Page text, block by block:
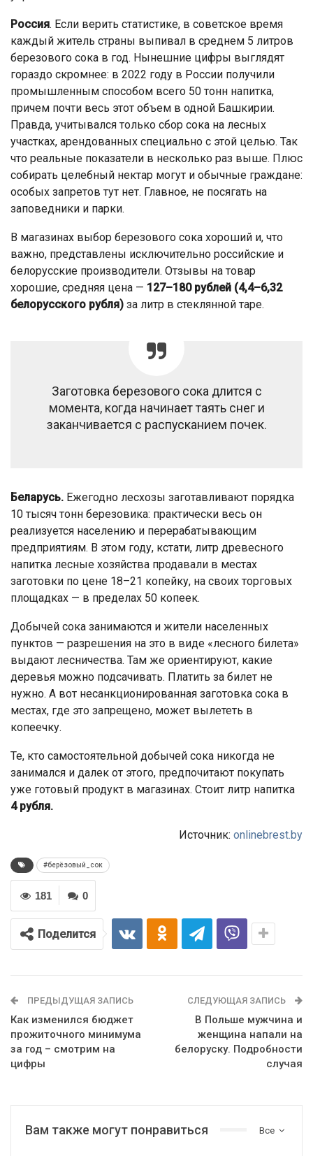
Россия. Если верить статистике, в советское время
каждый житель страны выпивал в среднем 5 литров
березового сока в год. Нынешние цифры выглядят
гораздо скромнее: в 2022 году в России получили
промышленным способом всего 50 тонн напитка,
причем почти весь этот объем в одной Башкирии.
Правда, учитывался только сбор сока на лесных
участках, арендованных специально с этой целью. Так
что реальные показатели в несколько раз выше. Плюс
собирать целебный нектар могут и обычные граждане:
особых запретов тут нет. Главное, не посягать на
заповедники и парки.
В магазинах выбор березового сока хороший и, что
важно, представлены исключительно российские и
белорусские производители. Отзывы на товар
хорошие, средняя цена — 127–180 рублей (4,4–6,32
белорусского рубля) за литр в стеклянной таре.
Заготовка березового сока длится с
момента, когда начинает таять снег и
заканчивается с распусканием почек.
Беларусь. Ежегодно лесхозы заготавливают порядка
10 тысяч тонн березовика: практически весь он
реализуется населению и перерабатывающим
предприятиям. В этом году, кстати, литр древесного
напитка лесные хозяйства продавали в местах
заготовки по цене 18–21 копейку, на своих торговых
площадках — в пределах 50 копеек.
Добычей сока занимаются и жители населенных
пунктов — разрешения на это в виде «лесного билета»
выдают лесничества. Там же ориентируют, какие
деревья можно подсачивать. Платить за билет не
нужно. А вот несанкционированная заготовка сока в
местах, где это запрещено, может вылететь в
копеечку.
Те, кто самостоятельной добычей сока никогда не
занимался и далек от этого, предпочитают покупать
уже готовый продукт в магазинах. Стоит литр напитка
4 рубля.
Источник: onlinebrest.by
#берёзовый_сок
0
181
Поделится
ПРЕДЫДУЩАЯ ЗАПИСЬ
Как изменился бюджет
прожиточного минимума
за год – смотрим на
цифры
СЛЕДУЮЩАЯ ЗАПИСЬ
В Польше мужчина и
женщина напали на
белоруску. Подробности
случая
Все
Вам также могут понравиться